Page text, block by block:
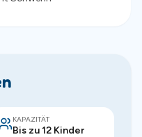
KAPAZITÄT
Bis zu 12 Kinder